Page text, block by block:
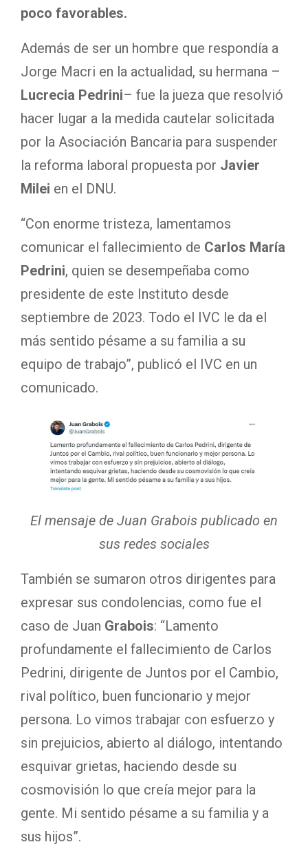
poco favorables.
Además de ser un hombre que respondía a
Jorge Macri en la actualidad, su hermana –
Lucrecia Pedrini– fue la jueza que resolvió
hacer lugar a la medida cautelar solicitada
por la Asociación Bancaria para suspender
la reforma laboral propuesta por Javier
Milei en el DNU.
“Con enorme tristeza, lamentamos
comunicar el fallecimiento de Carlos María
Pedrini, quien se desempeñaba como
presidente de este Instituto desde
septiembre de 2023. Todo el IVC le da el
más sentido pésame a su familia a su
equipo de trabajo”, publicó el IVC en un
comunicado.
El mensaje de Juan Grabois publicado en
sus redes sociales
También se sumaron otros dirigentes para
expresar sus condolencias, como fue el
caso de Juan Grabois: “Lamento
profundamente el fallecimiento de Carlos
Pedrini, dirigente de Juntos por el Cambio,
rival político, buen funcionario y mejor
persona. Lo vimos trabajar con esfuerzo y
sin prejuicios, abierto al diálogo, intentando
esquivar grietas, haciendo desde su
cosmovisión lo que creía mejor para la
gente. Mi sentido pésame a su familia y a
sus hijos”.